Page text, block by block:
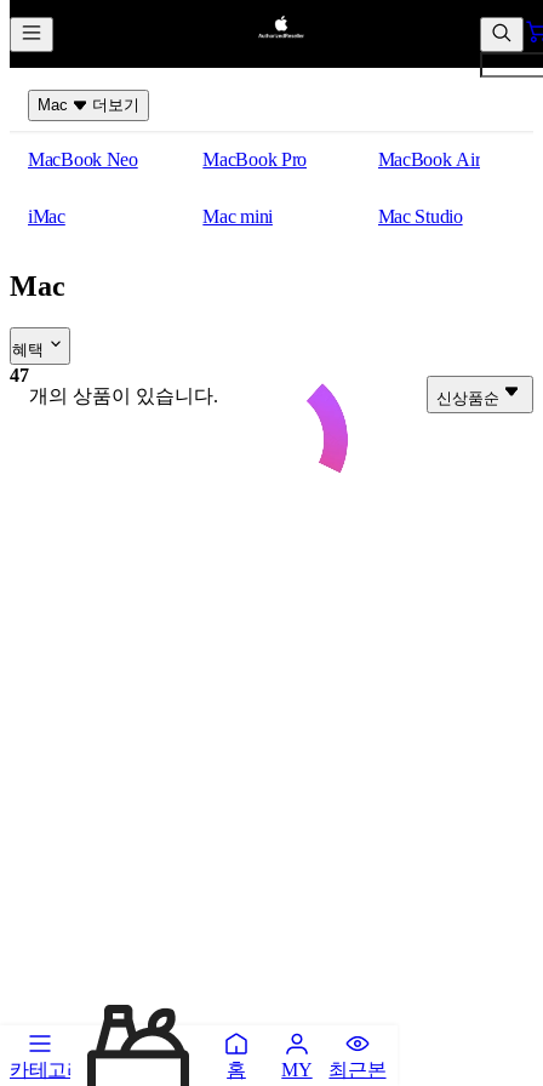
컨
텐
츠
앱
바
바
Mac 더보기
MacBook Neo MacBook Pro MacBook Air
iMac Mac mini Mac Studio
Mac
혜택
47
개의 상품이 있습니다.
신상품순
카테고리 홈 MY 최근본